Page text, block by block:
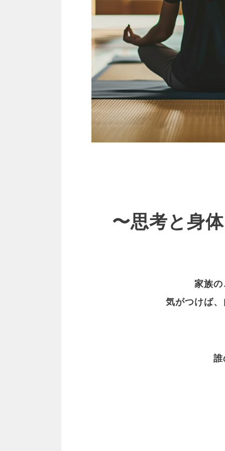
〜思考と身
家族
気がつけば